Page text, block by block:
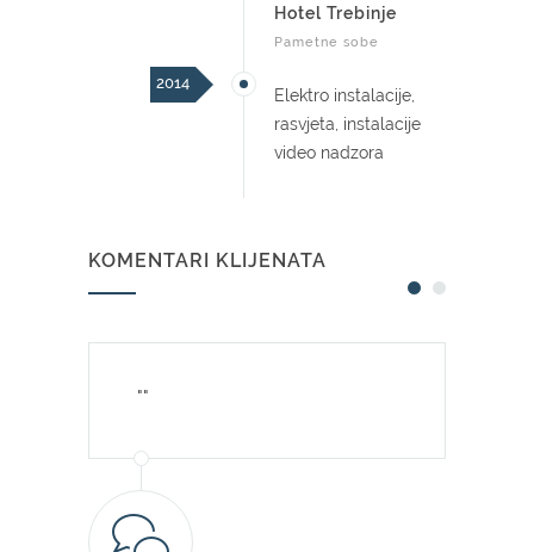
2014
Hotel Trebinje
Pametne sobe
Elektro instalacije,
rasvjeta, instalacije
video nadzora
KOMENTARI KLIJENATA
""